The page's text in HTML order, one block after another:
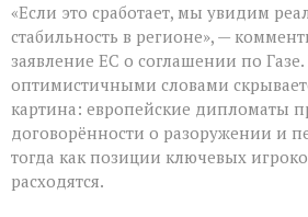
«Если это сработает, мы увидим
стабильность в регионе», —
заявление ЕС о соглашении по Газе.
оптимистичными словами
картина: европейские дипломаты
договорённости о разоружении и
тогда как позиции ключевых
расходятся.